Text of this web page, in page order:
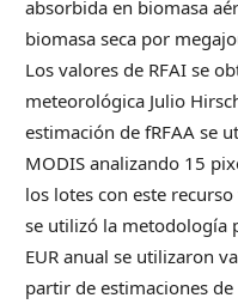
absorbida en biomasa
biomasa seca por
Los valores de RFAI se
meteorológica Julio
estimación de fRFAA se
MODIS analizando 15
los lotes con este
se utilizó la metodología
EUR anual se utilizaron
partir de estimaciones